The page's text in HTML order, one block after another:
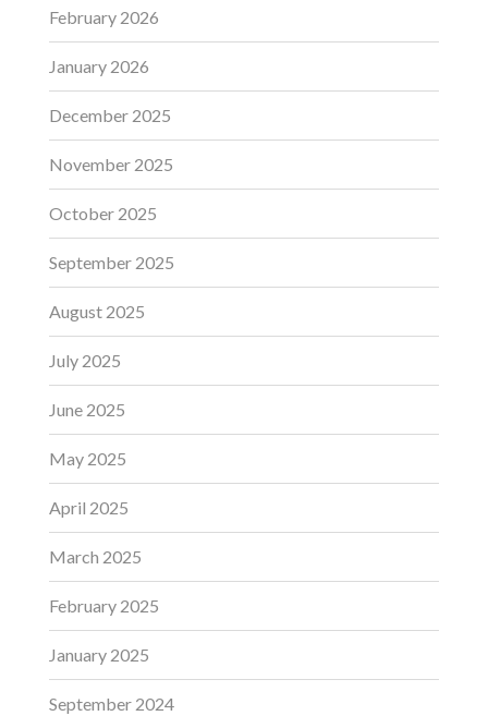
February 2026
January 2026
December 2025
November 2025
October 2025
September 2025
August 2025
July 2025
June 2025
May 2025
April 2025
March 2025
February 2025
January 2025
September 2024